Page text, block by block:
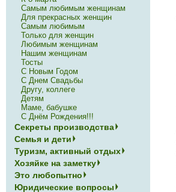
Самым любимым женщинам
Для прекрасных женщин
Самым любимым
Только для женщин
Любимым женщинам
Нашим женщинам
Тосты
С Новым Годом
С Днем Свадьбы
Другу, коллеге
Детям
Маме, бабушке
С Днём Рождения!!!
Секреты производства
Семья и дети
Туризм, активный отдых
Хозяйке на заметку
Это любопытно
Юридические вопросы